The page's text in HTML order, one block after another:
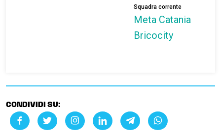
Squadra corrente
Meta Catania
Bricocity
CONDIVIDI SU: